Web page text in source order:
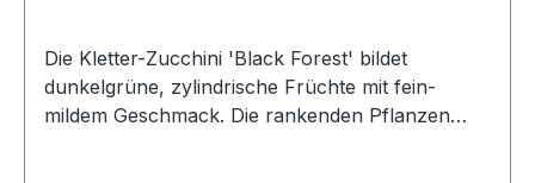
Die Kletter-Zucchini 'Black Forest' bildet
dunkelgrüne, zylindrische Früchte mit fein-
mildem Geschmack. Die rankenden Pflanzen